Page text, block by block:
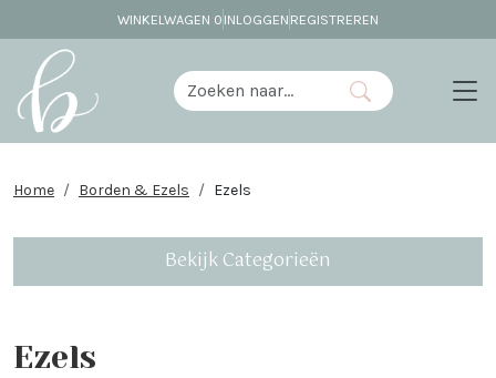
WINKELWAGEN 0 INLOGGEN REGISTREREN
Home Borden & Ezels Ezels
Bekijk Categorieën
Ezels